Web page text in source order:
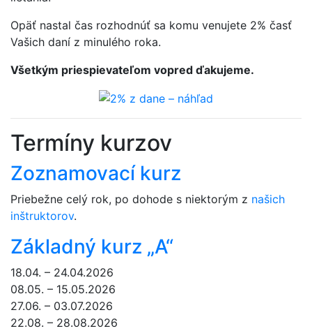
Opäť nastal čas rozhodnúť sa komu venujete 2% časť
Vašich daní z minulého roka.
Všetkým priespievateľom vopred ďakujeme.
Termíny kurzov
Zoznamovací kurz
Priebežne celý rok, po dohode s niektorým z našich
inštruktorov.
Základný kurz „A“
18.04. – 24.04.2026
08.05. – 15.05.2026
27.06. – 03.07.2026
22.08. – 28.08.2026